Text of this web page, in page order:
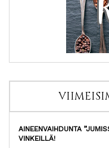
AINEENVAIHDUNTA
VINKEILLÄ!